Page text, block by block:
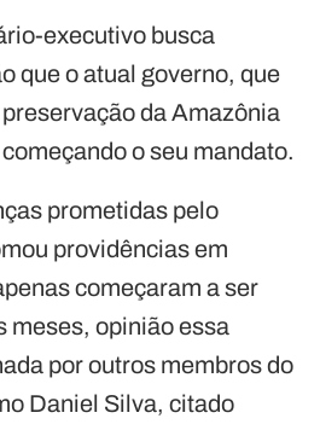
executivo busca
que o atual governo, que
da Amazônia
o seu mandato.
prometidas pelo
providências em
começaram a ser
meses, opinião essa
por outros membros do
Daniel Silva, citado